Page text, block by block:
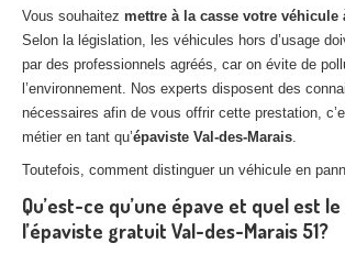
CENTREVHU AGRÉE
Centreagréé VHU Paris 75 : casse auto
Centre agréé VHU 77 : casse auto avec
Centre agréé VHU 78 : casse auto avec
Centreagréé VHU 92 : casse auto avec
Vous souhaitez mettre à la casse votre véhicule
Selon la législation, les véhicules hors d’usage
par des professionnels agréés, car on évite de
l’environnement. Nos experts disposent des
nécessaires afin de vous offrir cette prestation,
métier en tant qu’épaviste Val-des-Marais.
Toutefois, comment distinguer un véhicule en
Qu’est-ce qu’une épave et quel est
l’épaviste gratuit Val-des-Marais 51?